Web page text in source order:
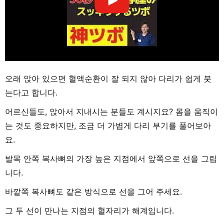
오래 앉아 있으면 혈액순환이 잘 되지 않아 다리가 쉽게 붓
는다고 합니다.
어르신들도, 앉아서 지내시는 분들도 계시지요? 몸을 움직이
는 것도 중요하지만, 조금 더 가볍게 다리 부기를 풀어보아
요.
발목 안쪽 복사뼈의 가장 높은 지점에서 앞쪽으로 선을 그립
니다.
바깥쪽 복사뼈도 같은 방식으로 선을 그어 주세요.
그 두 선이 만나는 지점의 혈자리가 해계입니다.